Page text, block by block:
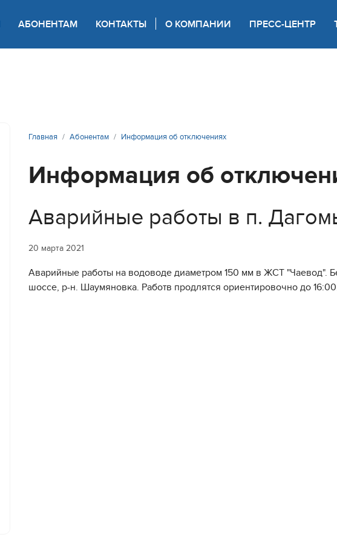
Версия для слабовидящих
АБОНЕНТАМ КОНТАКТЫ О КОМПАНИИ ПРЕСС-ЦЕНТР
Главная Абонентам Информация об отключениях
Информация об
Аварийные работы в п.
20 марта 2021
Аварийные работы на водоводе диаметром 150 мм в ЖСТ "Чаевод".
шоссе, р-н. Шаумяновка. Работв продлятся ориентировочно до